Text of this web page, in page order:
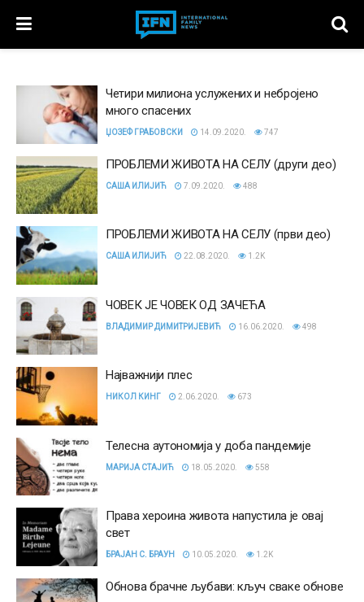
Четири милиона услужених и небројено
много спасених
ЏОЗЕФ ГРАБОВСКИ 14.09.2020. 747
ПРОБЛЕМИ ЖИВОТА НА СЕЛУ (други део)
САША ИЛИЈИЋ 7.09.2020. 488
ПРОБЛЕМИ ЖИВОТА НА СЕЛУ (први део)
САША ИЛИЈИЋ 22.08.2020. 1.2K
ЧОВЕК ЈЕ ЧОВЕК ОД ЗАЧЕЋА
ВЛАДИМИР ДИМИТРИЈЕВИЋ 16.06.2020. 498
Најважнији плес
НИКОЛ КИНГ 2.06.2020. 673
Телесна аутономија у доба пандемије
МАРИЈА СТАЈИЋ 18.05.2020. 558
Права хероина живота напустила је овај
свет
БРАЈАН С. БРАУН 10.05.2020. 1.2K
Обнова брачне љубави: кључ сваке обнове